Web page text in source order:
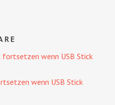
fortsetzen wenn USB Stick
wenn USB Stick